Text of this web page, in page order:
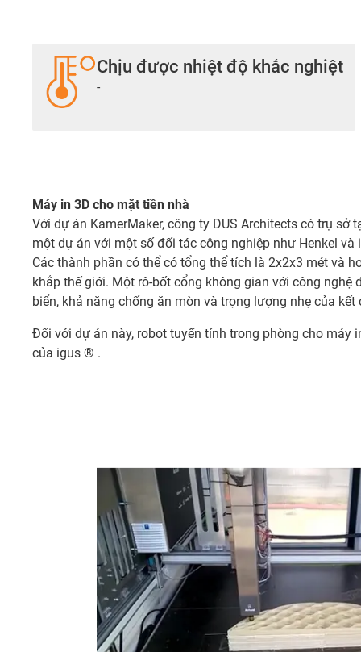
Chịu được nhiệt độ khắc nghiệt
-
Máy in 3D cho mặt tiền nhà
Với dự án KamerMaker, công ty DUS Architects có trụ
một dự án với một số đối tác công nghiệp như Henkel
Các thành phần có thể có tổng thể tích là 2x2x3 mét và
khắp thế giới. Một rô-bốt cổng không gian với công
biển, khả năng chống ăn mòn và trọng lượng nhẹ của
Đối với dự án này, robot tuyến tính trong phòng cho
của igus ® .